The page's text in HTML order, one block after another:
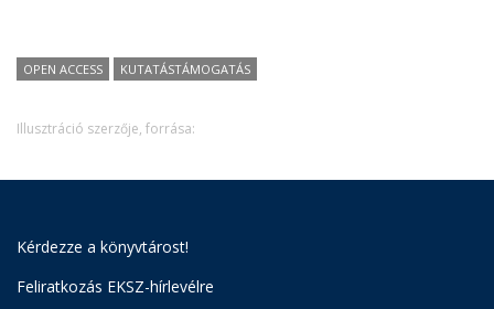
OPEN ACCESS KUTATÁSTÁMOGATÁS
Illusztráció szerzője, forrása:
Kérdezze a könyvtárost!
Feliratkozás EKSZ-hírlevélre